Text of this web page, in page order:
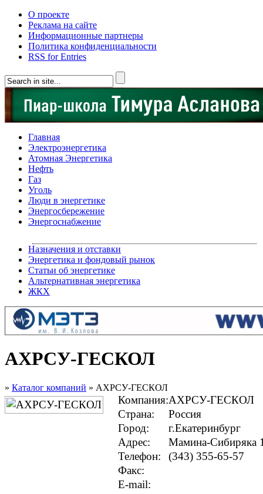
О проекте
Реклама на сайте
Информационные партнеры
Политика конфиденциальности
RSS for Entries
Главная
Электроэнергетика
Атомная Энергетика
Нефть
Газ
Уголь
Люди в энергетике
Энергосбережение
Энергоснабжение
Назначения и отставки
Энергетика и фондовый рынок
Статьи об энергетике
Альтернативная энергетика
ЖКХ
АХРСУ-ГЕСКОЛ
» Каталог компаний » АХРСУ-ГЕСКОЛ
Компания:АХРСУ-ГЕСКОЛ
Страна:
Россия
Город:
г.Екатеринбург
Адрес:
Мамина-Сибиряка
Телефон:
(343) 355-65-57
Факс:
E-mail: